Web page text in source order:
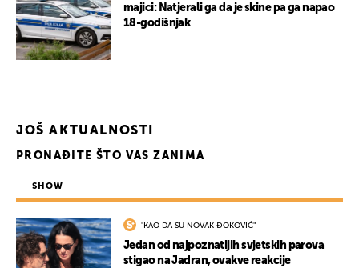
majici: Natjerali ga da je skine pa ga napao
18-godišnjak
JOŠ AKTUALNOSTI
PRONAĐITE ŠTO VAS ZANIMA
SHOW
"KAO DA SU NOVAK ĐOKOVIĆ"
Jedan od najpoznatijih svjetskih parova
stigao na Jadran, ovakve reakcije